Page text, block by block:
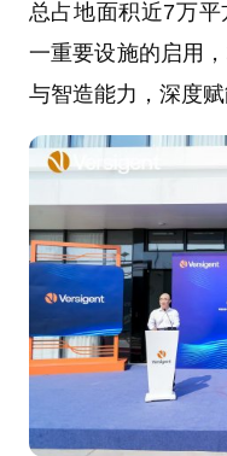
总占地面积近7万
一重要设施的启用
与智造能力，深度